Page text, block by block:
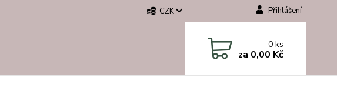
CZK Přihlášení
0ks
za 0,00 Kč